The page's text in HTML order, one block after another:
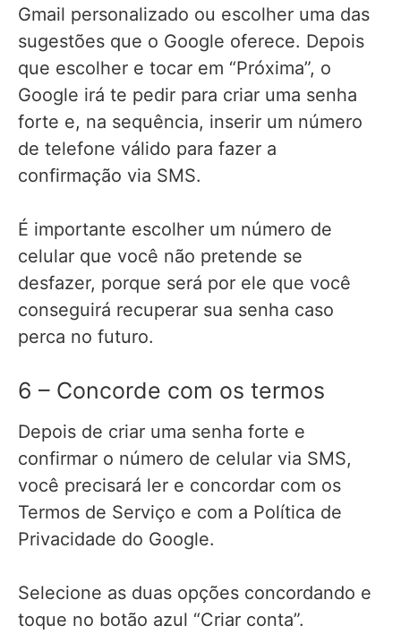
Gmail personalizado ou escolher uma das
sugestões que o Google oferece. Depois
que escolher e tocar em “Próxima”, o
Google irá te pedir para criar uma senha
forte e, na sequência, inserir um número
de telefone válido para fazer a
confirmação via SMS.
É importante escolher um número de
celular que você não pretende se
desfazer, porque será por ele que você
conseguirá recuperar sua senha caso
perca no futuro.
6 – Concorde com os termos
Depois de criar uma senha forte e
confirmar o número de celular via SMS,
você precisará ler e concordar com os
Termos de Serviço e com a Política de
Privacidade do Google.
Selecione as duas opções concordando e
toque no botão azul “Criar conta”.